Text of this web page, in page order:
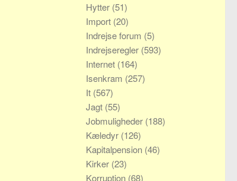
Hytter (51)
Import (20)
Indrejse forum (5)
Indrejseregler (593)
Internet (164)
Isenkram (257)
It (567)
Jagt (55)
Jobmuligheder (188)
Kæledyr (126)
Kapitalpension (46)
Kirker (23)
Korruption (68)